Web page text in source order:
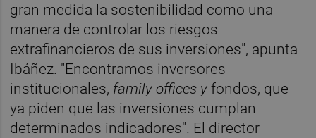
gran medida la sostenibilidad como una
manera de controlar los riesgos
extrafinancieros de sus inversiones", apunta
Ibáñez. "Encontramos inversores
institucionales, family offices y fondos, que
ya piden que las inversiones cumplan
determinados indicadores". El director